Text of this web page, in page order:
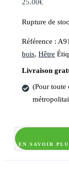
25.00€
Rupture de
Référence :
bois,Hêtre
Livraison
(Pour toute
EN SAVOIR